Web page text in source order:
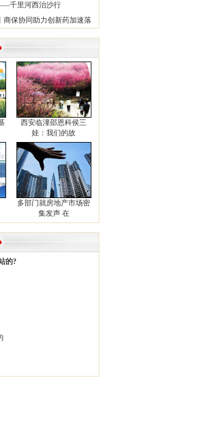
千里河西治沙行
商保协同助力创新药加速落
西安临潼邵恩科侯三
娃：我们的故
多部门就房地产市场密
集发声 在
的?